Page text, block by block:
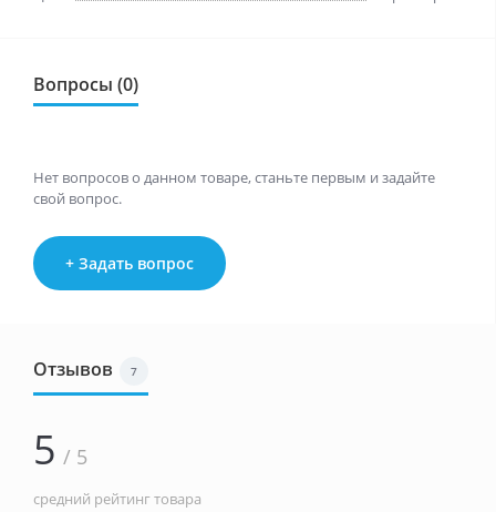
Вопросы (0)
Нет вопросов о данном товаре, станьте первым и задайте
свой вопрос.
+ Задать вопрос
Отзывов 7
5 / 5
средний рейтинг товара